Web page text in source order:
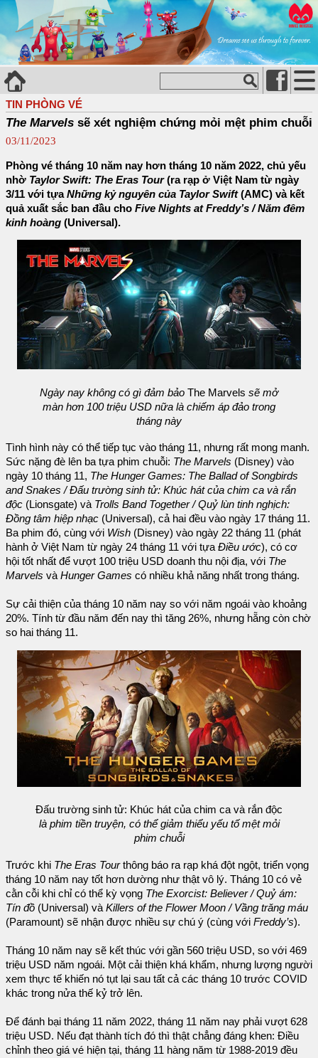
TIN PHÒNG VÉ
The Marvels sẽ xét nghiệm chứng mỏi mệt phim chuỗi
03/11/2023
Phòng vé tháng 10 năm nay hơn tháng 10 năm 2022, chủ yếu
nhờ Taylor Swift: The Eras Tour(ra rạp ở Việt Nam từ ngày
3/11 với tựaNhững kỷ nguyên của Taylor Swift(AMC) và kết
quả xuất sắc ban đầu cho Five Nights at Freddy’s / Năm đêm
kinh hoàng (Universal).
Ngày nay không có gì đảm bảo The Marvels sẽ mở
màn hơn 100 triệu USD nữa là chiếm áp đảo trong
tháng này
Tình hình này có thể tiếp tục vào tháng 11, nhưng rất mong manh.
Sức nặng đè lên ba tựa phim chuỗi: The Marvels (Disney) vào
ngày 10 tháng 11, The Hunger Games: The Ballad of Songbirds
and Snakes / Đấu trường sinh tử: Khúc hát của chim ca và rắn
độc (Lionsgate) và Trolls Band Together / Quỷ lùn tinh nghịch:
Đồng tâm hiệp nhạc (Universal), cả hai đều vào ngày 17 tháng 11.
Ba phim đó, cùng với Wish (Disney) vào ngày 22 tháng 11 (phát
hành ở Việt Nam từ ngày 24 tháng 11 với tựaĐiều ước), có cơ
hội tốt nhất để vượt 100 triệu USD doanh thu nội địa, với The
Marvels vàHunger Games có nhiều khả năng nhất trong tháng.
Sự cải thiện của tháng 10 năm nay so với năm ngoái vào khoảng
20%. Tính từ đầu năm đến nay thì tăng 26%, nhưng hẵng còn chờ
so hai tháng 11.
Đấu trường sinh tử: Khúc hát của chim ca và rắn độc
là phim tiền truyện, có thể giảm thiểu yếu tố mệt mỏi
phim chuỗi
Trước khi The Eras Tourthông báo ra rạp khá đột ngột, triển vọng
tháng 10 năm nay tốt hơn dường như thật vô lý. Tháng 10 có vẻ
cằn cỗi khi chỉ có thể kỳ vọng The Exorcist: Believer / Quỷ ám:
Tín đồ (Universal) và Killers of the Flower Moon / Vầng trăng máu
(Paramount) sẽ nhận được nhiều sự chú ý (cùng với Freddy’s).
Tháng 10 năm nay sẽ kết thúc với gần 560 triệu USD, so với 469
triệu USD năm ngoái. Một cải thiện khá khẩm, nhưng lượng người
xem thực tế khiến nó tụt lại sau tất cả các tháng 10 trước COVID
khác trong nửa thế kỷ trở lên.
Để đánh bại tháng 11 năm 2022, tháng 11 năm nay phải vượt 628
triệu USD. Nếu đạt thành tích đó thì thật chẳng đáng khen: Điều
chỉnh theo giá vé hiện tại, tháng 11 hàng năm từ 1988-2019 đều